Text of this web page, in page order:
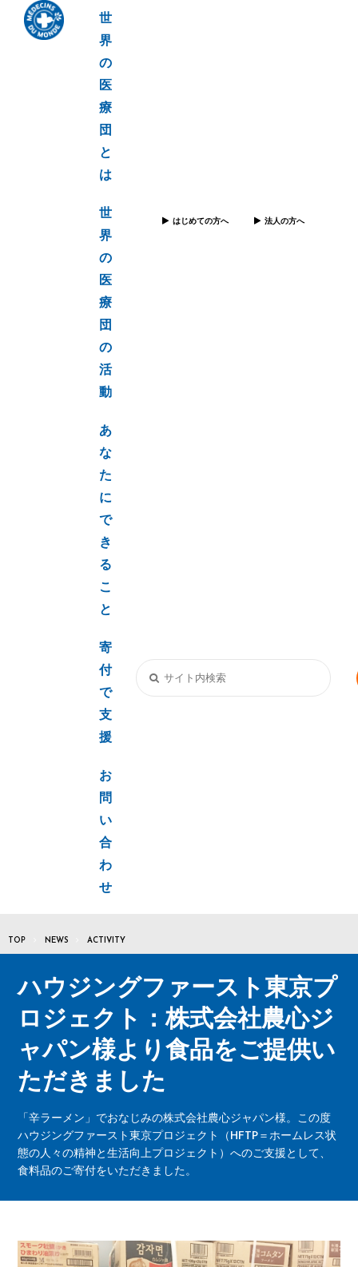
世
界
の
医
療
団
と
は
世
界
の
医
療
団
の
活
動
あ
な
た
に
で
き
る
こ
と
寄
付
で
支
援
お
問
い
合
わ
せ
はじめての方へ 法人の方へ
TOP NEWS ACTIVITY
ハウジングファースト東京プ
ロジェクト：株式会社農心ジ
ャパン様より食品をご提供い
ただきました
「辛ラーメン」でおなじみの株式会社農心ジャパン様。この度
ハウジングファースト東京プロジェクト（HFTP＝ホームレス状
態の人々の精神と生活向上プロジェクト）へのご支援として、
食料品のご寄付をいただきました。